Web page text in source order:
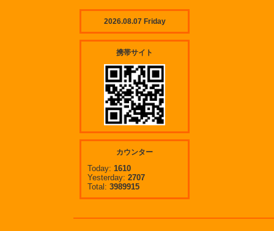
2026.08.07 Friday
携帯サイト
カウンター
Today: 1610
Yesterday: 2707
Total: 3989915